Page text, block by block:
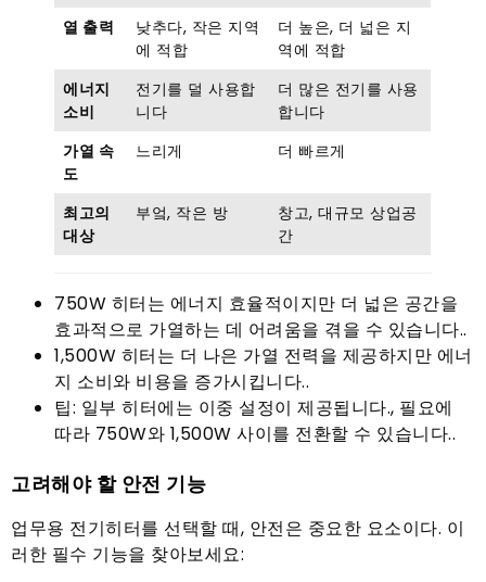
열 출력
낮추다, 작은 지역
에 적합
더 높은, 더 넓은 지
역에 적합
에너지
소비
전기를 덜 사용합
니다
더 많은 전기를 사용
합니다
가열 속
도
느리게 더 빠르게
최고의
대상
부엌, 작은 방
창고, 대규모 상업공
간
750W 히터는 에너지 효율적이지만 더 넓은 공간을
효과적으로 가열하는 데 어려움을 겪을 수 있습니다..
1,500W 히터는 더 나은 가열 전력을 제공하지만 에너
지 소비와 비용을 증가시킵니다..
팁: 일부 히터에는 이중 설정이 제공됩니다., 필요에
따라 750W와 1,500W 사이를 전환할 수 있습니다..
고려해야 할 안전 기능
업무용 전기히터를 선택할 때, 안전은 중요한 요소이다. 이
러한 필수 기능을 찾아보세요: